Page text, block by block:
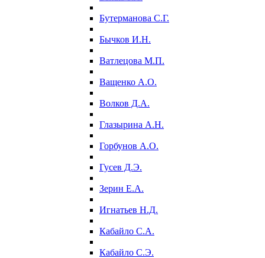
Бутерманова С.Г.
Бычков И.Н.
Ватлецова М.П.
Ващенко А.О.
Волков Д.А.
Глазырина А.Н.
Горбунов А.О.
Гусев Д.Э.
Зерин Е.А.
Игнатьев Н.Д.
Кабайло С.А.
Кабайло С.Э.